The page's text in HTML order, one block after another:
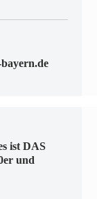
ist DAS
und